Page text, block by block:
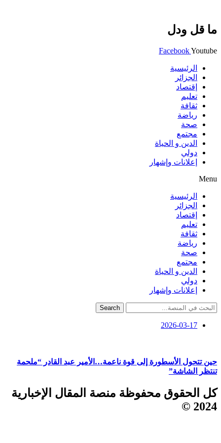
ما قل ودل
FacebookYoutube
الرئيسية
الجزائر
إقتصاد
تعليم
ثقافة
رياضة
صحة
مجتمع
الدين و الحياة
دولي
إعلانات وإشهار
Menu
الرئيسية
الجزائر
إقتصاد
تعليم
ثقافة
رياضة
صحة
مجتمع
الدين و الحياة
دولي
إعلانات وإشهار
Search
2026-03-17
حين تتحول الأسطورة إلى قوة ناعمة…الأمير عبد القادر “ملحمة
تنتظر الشاشة”
كل الحقوق محفوظة منصة المقال الإخبارية
2024 ©